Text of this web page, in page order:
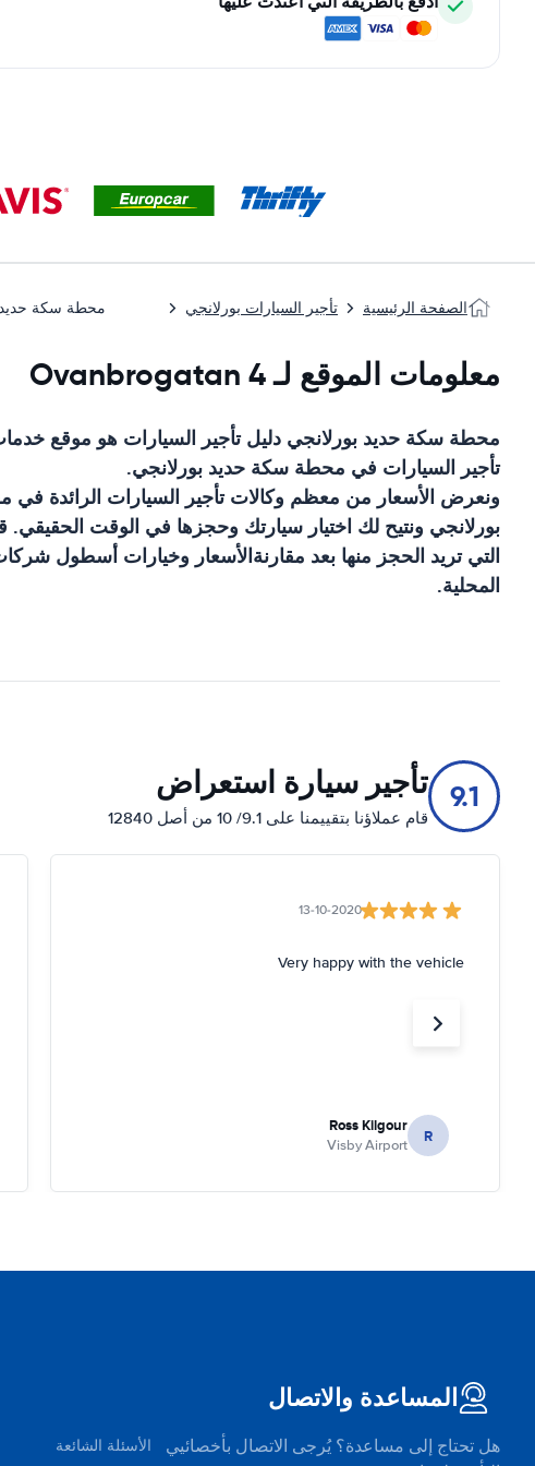
الصفحة الرئيسية تأجير السيارات بورلانجي محطة سكة حديد
معلومات الموقع لـ Ovanbrogatan 4
محطة سكة حديد بورلانجي دليل تأجير السيارات هو موقع
تأجير السيارات في محطة سكة حديد بورلانجي.
ونعرض الأسعار من معظم وكالات تأجير السيارات الرائدة في
بورلانجي ونتيح لك اختيار سيارتك وحجزها في الوقت الحقيقي.
التي تريد الحجز منها بعد مقارنةالأسعار وخيارات أسطول
المحلية.
9.1 تأجير سيارة استعراض
قام عملاؤنا بتقييمنا على 9.1/ 10 من أصل 12840
13-10-2020
Very happy with the vehicle
R
Ross Kilgour
Visby Airport
المساعدة والاتصال
هل تحتاج إلى مساعدة؟ يُرجى الاتصال بأخصائيي
الأسئلة الشائعة